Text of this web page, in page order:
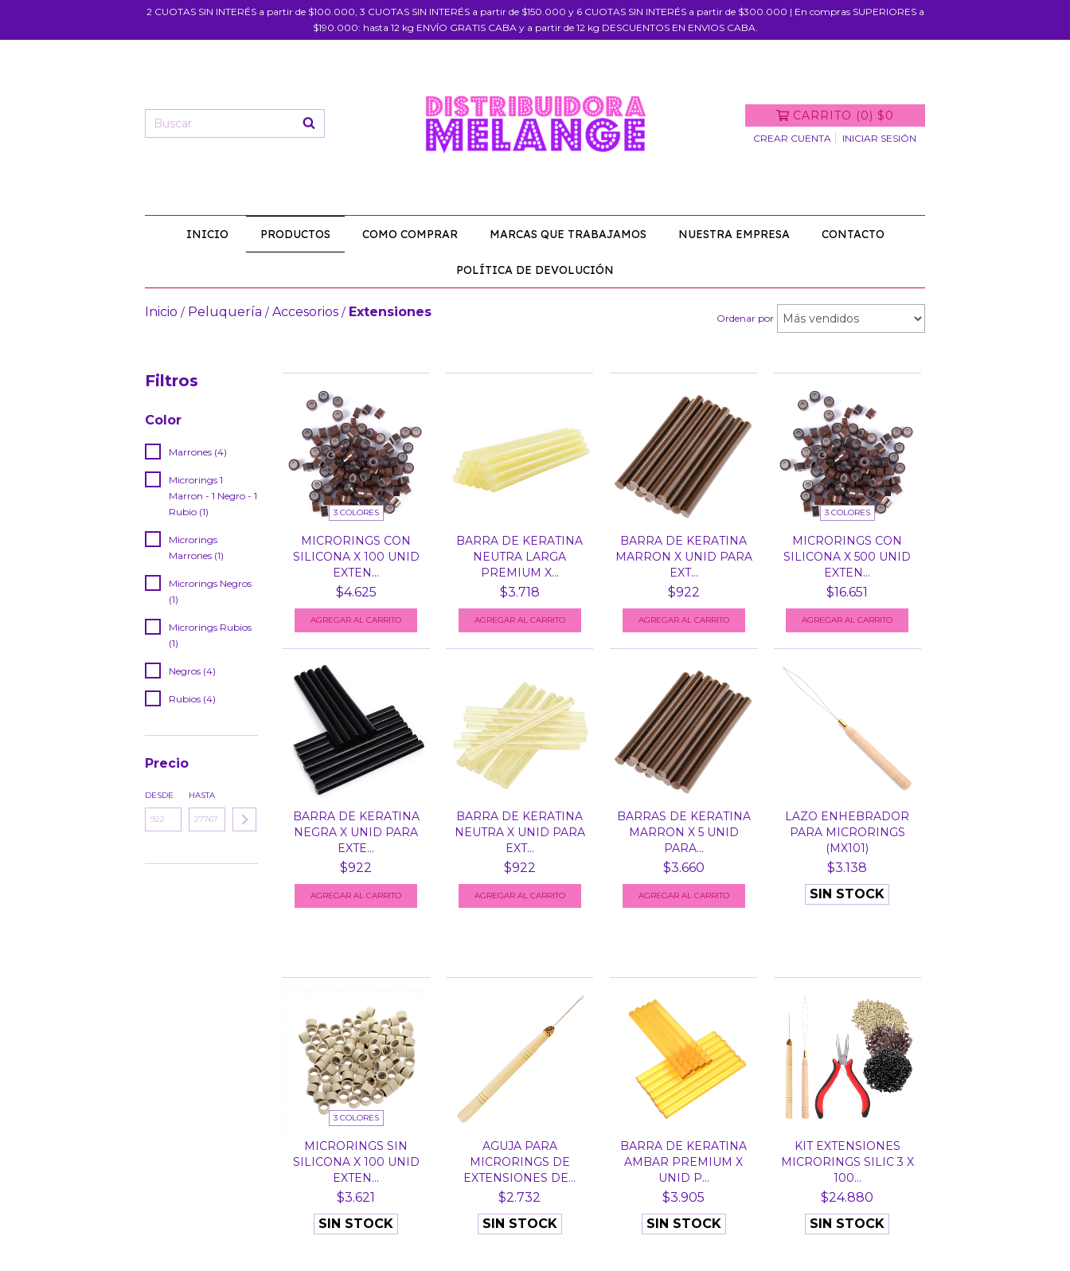
2 CUOTAS SIN INTERÉS a partir de $100.000, 3 CUOTAS SIN INTERÉS a partir de $150.000 y 6 CUOTAS SIN INTERÉS a partir de $300.000 | En compras SUPERIORES a
$190.000: hasta 12 kg ENVÍO GRATIS CABA y a partir de 12 kg DESCUENTOS EN ENVIOS CABA.
CARRITO (0) $0
CREAR CUENTA INICIAR SESIÓN
INICIO PRODUCTOS COMO COMPRAR MARCAS QUE TRABAJAMOS NUESTRA EMPRESA CONTACTO
POLÍTICA DE DEVOLUCIÓN
Inicio / Peluquería / Accesorios / Extensiones Ordenar por
Filtros
Color
Marrones (4)
Microrings 1
Marron - 1 Negro - 1
Rubio (1)
Microrings
Marrones (1)
Microrings Negros
(1)
Microrings Rubios
(1)
Negros (4)
Rubios (4)
Precio
DESDE HASTA
3 COLORES
MICRORINGS CON
SILICONA X 100 UNID
EXTEN...
$4.625
AGREGAR AL CARRITO
BARRA DE KERATINA
NEUTRA LARGA
PREMIUM X...
$3.718
BARRA DE KERATINA
MARRON X UNID PARA
EXT...
$922
3 COLORES
MICRORINGS CON
SILICONA X 500 UNID
EXTEN...
$16.651
AGREGAR AL CARRITO
BARRA DE KERATINA
NEGRA X UNID PARA
EXTE...
$922
BARRA DE KERATINA
NEUTRA X UNID PARA
EXT...
$922
BARRAS DE KERATINA
MARRON X 5 UNID
PARA...
$3.660
LAZO ENHEBRADOR
PARA MICRORINGS
(MX101)
$3.138
SIN STOCK
3 COLORES
MICRORINGS SIN
SILICONA X 100 UNID
EXTEN...
$3.621
SIN STOCK
AGUJA PARA
MICRORINGS DE
EXTENSIONES DE...
$2.732
SIN STOCK
BARRA DE KERATINA
AMBAR PREMIUM X
UNID P...
$3.905
SIN STOCK
KIT EXTENSIONES
MICRORINGS SILIC 3 X
100...
$24.880
SIN STOCK